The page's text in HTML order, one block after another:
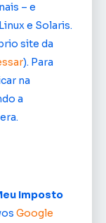
– e
e Solaris.
site da
). Para
na
a
Imposto
Google